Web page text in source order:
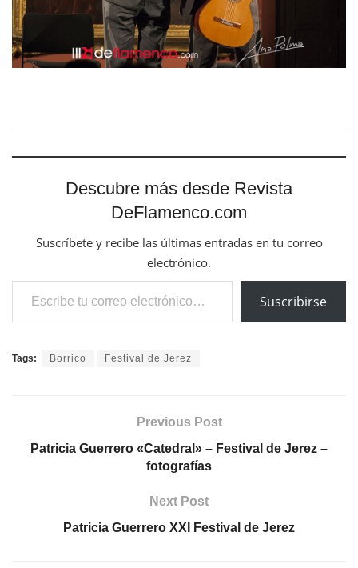
Descubre más desde Revista
DeFlamenco.com
Suscríbete y recibe las últimas entradas en tu correo
electrónico.
Escribe tu correo electrónico…
Suscribirse
Tags: Borrico Festival de Jerez
Previous Post
Patricia Guerrero «Catedral» – Festival de Jerez –
fotografías
Next Post
Patricia Guerrero XXI Festival de Jerez